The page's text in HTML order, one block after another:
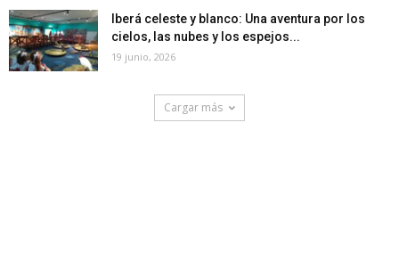
Iberá celeste y blanco: Una aventura por los
cielos, las nubes y los espejos...
19 junio, 2026
Cargar más